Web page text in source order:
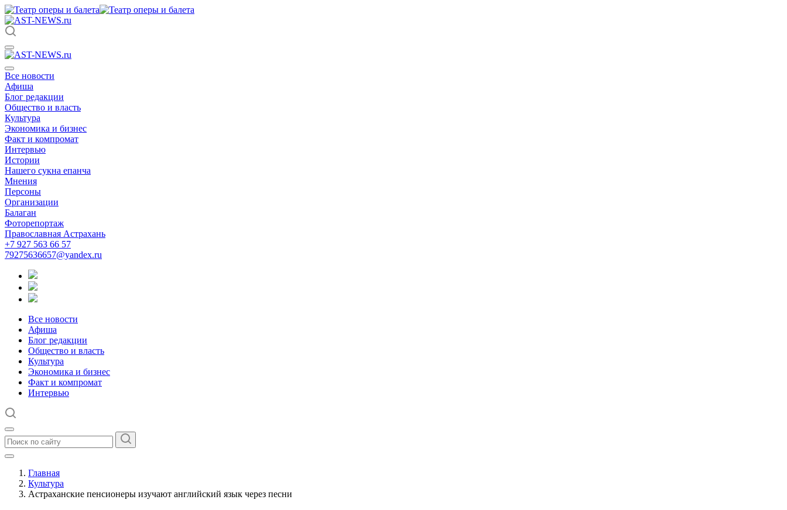
Все новости
Афиша
Блог редакции
Общество и власть
Культура
Экономика и бизнес
Факт и компромат
Интервью
Истории
Нашего сукна епанча
Мнения
Персоны
Организации
Балаган
Фоторепортаж
Православная Астрахань
+7 927 563 66 57
79275636657@yandex.ru
Все новости
Афиша
Блог редакции
Общество и власть
Культура
Экономика и бизнес
Факт и компромат
Интервью
Главная
Культура
Астраханские пенсионеры изучают английский язык через песни